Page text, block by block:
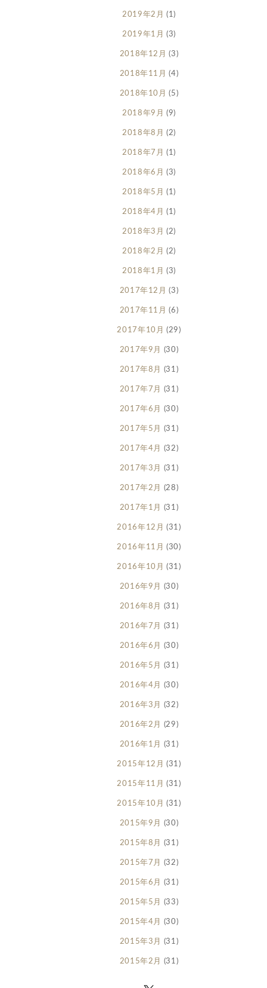
2019年2月 (1)
2019年1月 (3)
2018年12月 (3)
2018年11月 (4)
2018年10月 (5)
2018年9月 (9)
2018年8月 (2)
2018年7月 (1)
2018年6月 (3)
2018年5月 (1)
2018年4月 (1)
2018年3月 (2)
2018年2月 (2)
2018年1月 (3)
2017年12月 (3)
2017年11月 (6)
2017年10月 (29)
2017年9月 (30)
2017年8月 (31)
2017年7月 (31)
2017年6月 (30)
2017年5月 (31)
2017年4月 (32)
2017年3月 (31)
2017年2月 (28)
2017年1月 (31)
2016年12月 (31)
2016年11月 (30)
2016年10月 (31)
2016年9月 (30)
2016年8月 (31)
2016年7月 (31)
2016年6月 (30)
2016年5月 (31)
2016年4月 (30)
2016年3月 (32)
2016年2月 (29)
2016年1月 (31)
2015年12月 (31)
2015年11月 (31)
2015年10月 (31)
2015年9月 (30)
2015年8月 (31)
2015年7月 (32)
2015年6月 (31)
2015年5月 (33)
2015年4月 (30)
2015年3月 (31)
2015年2月 (31)